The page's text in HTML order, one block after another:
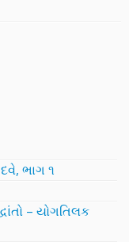
ભાગ ૧
– યોગતિલક